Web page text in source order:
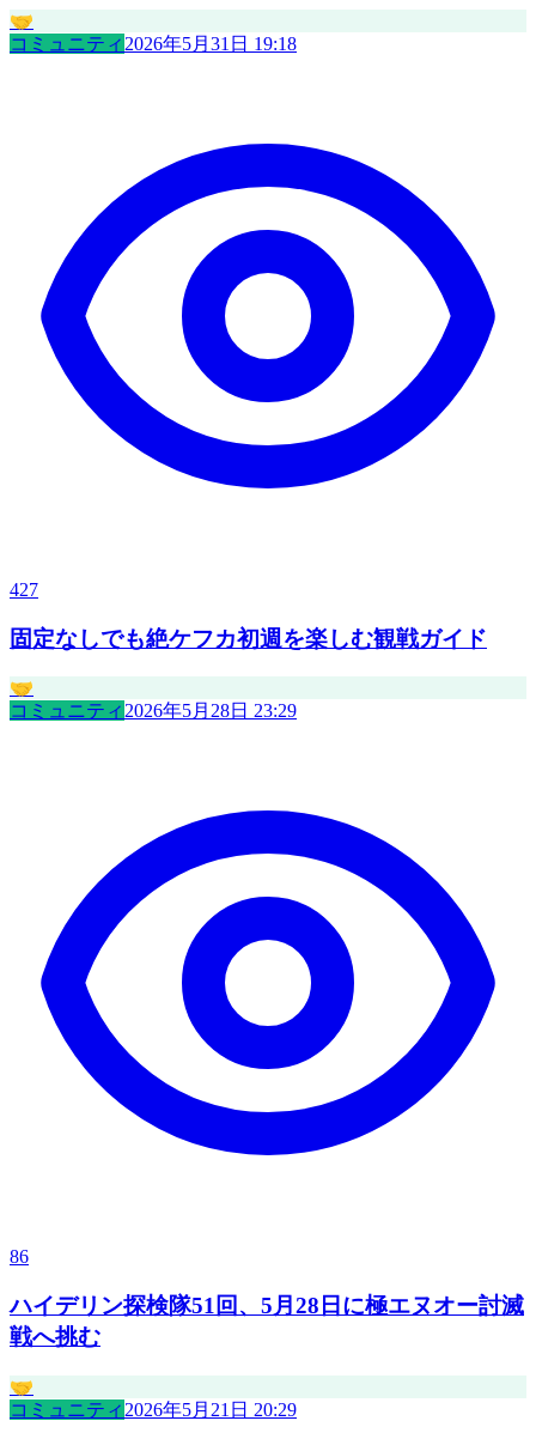
🤝
コミュニティ 2026年5月31日 19:18
427
固定なしでも絶ケフカ初週を楽しむ観戦ガイド
🤝
コミュニティ 2026年5月28日 23:29
86
ハイデリン探検隊51回、5月28日に極エヌオー討滅
戦へ挑む
🤝
コミュニティ 2026年5月21日 20:29